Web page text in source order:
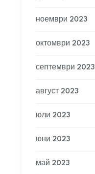
ноември 2023
октомври 2023
септември 2023
август 2023
юли 2023
юни 2023
май 2023